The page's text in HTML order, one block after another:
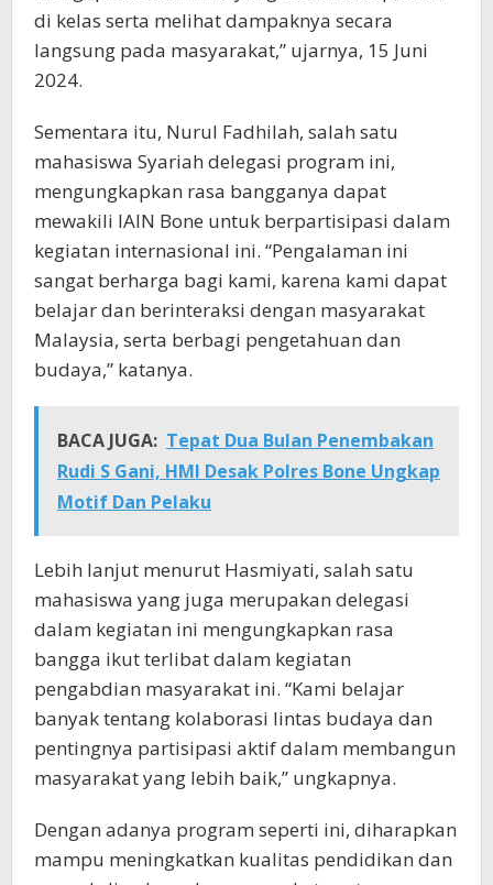
di kelas serta melihat dampaknya secara
langsung pada masyarakat,” ujarnya, 15 Juni
2024.
Sementara itu, Nurul Fadhilah, salah satu
mahasiswa Syariah delegasi program ini,
mengungkapkan rasa bangganya dapat
mewakili IAIN Bone untuk berpartisipasi dalam
kegiatan internasional ini. “Pengalaman ini
sangat berharga bagi kami, karena kami dapat
belajar dan berinteraksi dengan masyarakat
Malaysia, serta berbagi pengetahuan dan
budaya,” katanya.
BACA JUGA: Tepat Dua Bulan Penembakan
Rudi S Gani, HMI Desak Polres Bone Ungkap
Motif Dan Pelaku
Lebih lanjut menurut Hasmiyati, salah satu
mahasiswa yang juga merupakan delegasi
dalam kegiatan ini mengungkapkan rasa
bangga ikut terlibat dalam kegiatan
pengabdian masyarakat ini. “Kami belajar
banyak tentang kolaborasi lintas budaya dan
pentingnya partisipasi aktif dalam membangun
masyarakat yang lebih baik,” ungkapnya.
Dengan adanya program seperti ini, diharapkan
mampu meningkatkan kualitas pendidikan dan